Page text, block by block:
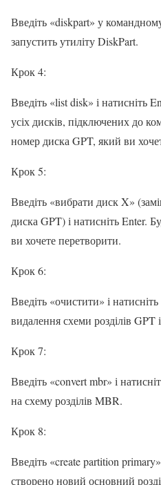
Введіть «diskpart» у
запустить утиліту DiskPart.
Крок 4:
Введіть «list disk» і натисніть
усіх дисків, підключених до
номер диска GPT, який ви
Крок 5:
Введіть «вибрати диск X»
диска GPT) і натисніть Enter.
ви хочете перетворити.
Крок 6:
Введіть «очистити» і
видалення схеми розділів GPT
Крок 7:
Введіть «convert mbr» і
на схему розділів MBR.
Крок 8:
Введіть «create partition
створено новий основний